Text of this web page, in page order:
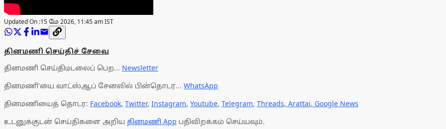
Updated On :15 மே 2026, 11:45 am IST
தினமணி செய்திச் சேவை
தினமணி செய்திமடலைப் பெற... Newsletter
தினமணி'யை வாட்ஸ்ஆப் சேனலில் பின்தொடர... WhatsApp
தினமணியைத் தொடர: Facebook, Twitter, Instagram, Youtube, Telegram, Threads, Arattai, Google News
உடனுக்குடன் செய்திகளை அறிய தினமணி App பதிவிறக்கம் செய்யவும்.